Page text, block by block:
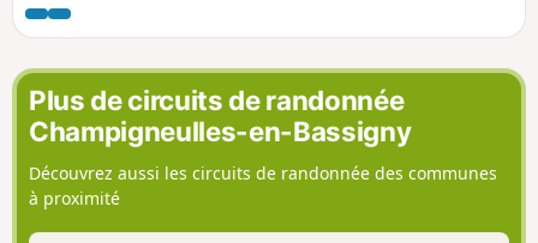
plaine des Vosges.
Plus de circuits de randonnée
Champigneulles-en-Bassigny
Découvrez aussi les circuits de randonnée des communes
à proximité